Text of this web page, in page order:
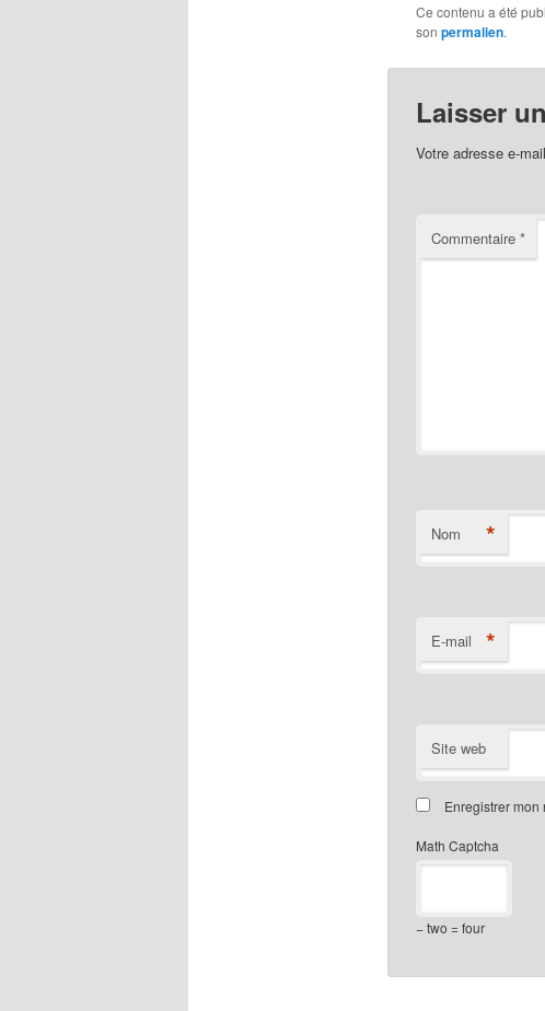
Ce contenu a été
son permalien.
Laisser
Votre adresse e-
Commentaire *
Nom *
E-mail *
Site web
Enregistrer
Math Captcha
− two = four